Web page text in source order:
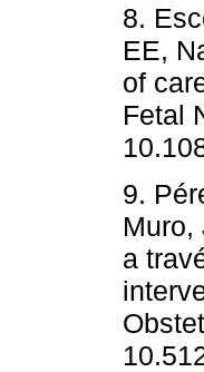
8.
EE,
of
Fetal
9.
Muro,
a